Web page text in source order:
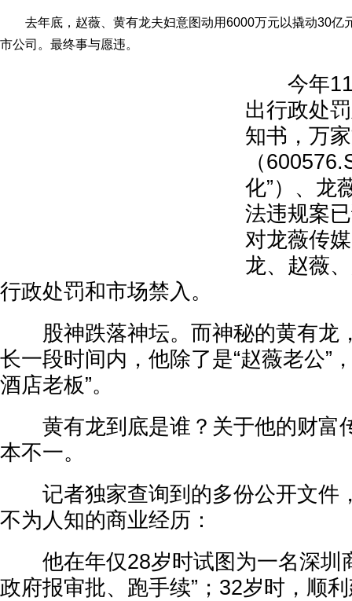
去年底，赵薇、黄有龙夫妇意图动用6000万元以撬动30亿
市公司。最终事与愿违。
今年11
出行政处
知书，万
（
化”）、龙
法违规案
对龙薇传
龙、赵薇
行政处罚和市场禁入。
股神跌落神坛。而神秘的黄有龙
长一段时间内，他除了是“赵薇老公”
酒店老板”。
黄有龙到底是谁？关于他的财富
本不一。
记者独家查询到的多份公开文件
不为人知的商业经历：
他在年仅28岁时试图为一名深圳
政府报审批、跑手续”；32岁时，顺